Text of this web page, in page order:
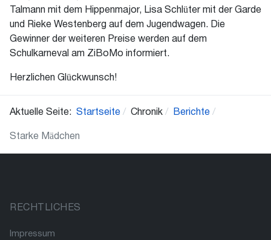
Talmann mit dem Hippenmajor, Lisa Schlüter mit der Garde
und Rieke Westenberg auf dem Jugendwagen. Die
Gewinner der weiteren Preise werden auf dem
Schulkarneval am ZiBoMo informiert.
Herzlichen Glückwunsch!
Aktuelle Seite: Startseite Chronik Berichte
Starke Mädchen
RECHTLICHES
Impressum